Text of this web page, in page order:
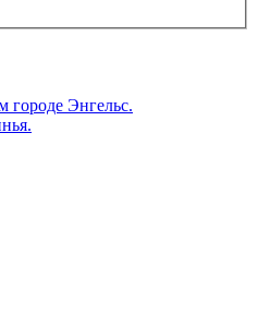
городе Энгельс.